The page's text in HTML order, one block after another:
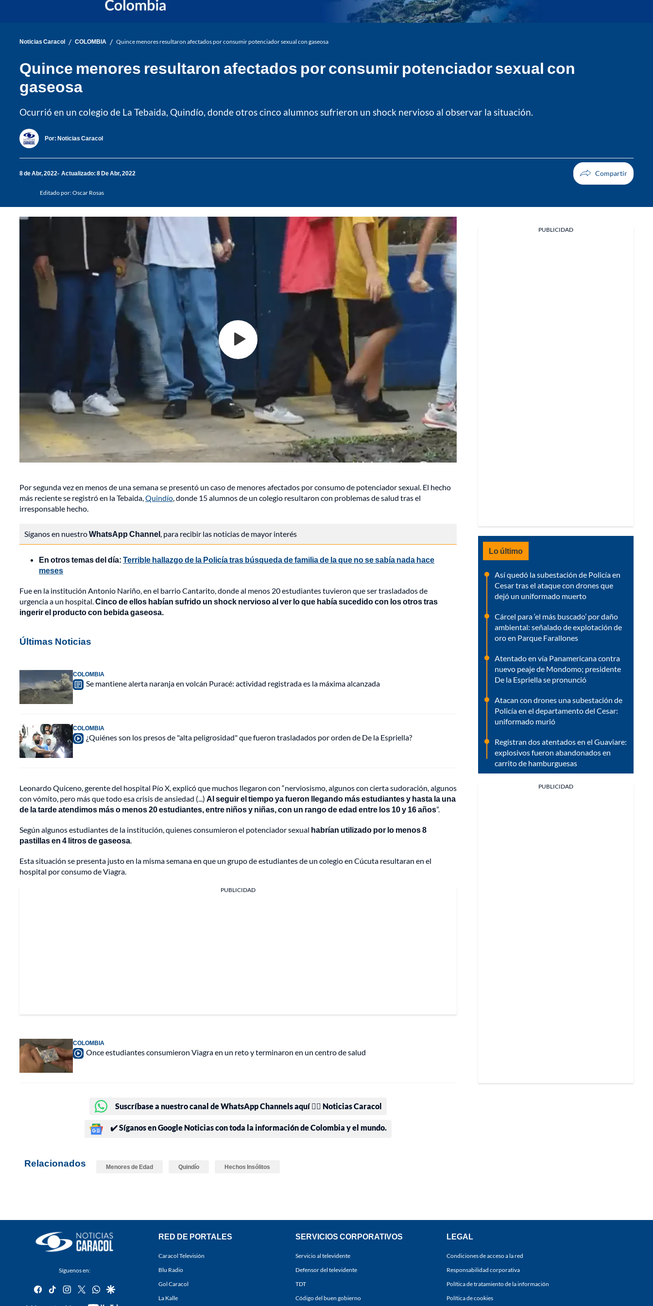
Noticias Caracol / COLOMBIA / Quince menores resultaron afectados por consumir potenciador sexual con gaseosa
Quince menores resultaron afectados por consumir potenciador sexual con
gaseosa
Ocurrió en un colegio de La Tebaida, Quindío, donde otros cinco alumnos sufrieron un shock nervioso al observar la situación.
Por: Noticias Caracol
8 de Abr, 2022 Actualizado: 8 De Abr, 2022
Editado por:Oscar Rosas
Por segunda vez en menos de una semana se presentó un caso de menores afectados por consumo de potenciador sexual. El hecho
más reciente se registró en la Tebaida,Quindío, donde 15 alumnos de un colegio resultaron con problemas de salud tras el
irresponsable hecho.
Síganos en nuestroWhatsApp Channel, para recibir las noticias de mayor interés
En otros temas del día: Terrible hallazgo de la Policía tras búsqueda de familia de la que no se sabía nada hace
meses
Fue en la institución Antonio Nariño, en el barrio Cantarito, donde al menos 20 estudiantes tuvieron que ser trasladados de
urgencia a un hospital.Cinco de ellos habían sufrido un shock nervioso al ver lo que había sucedido con los otros tras
ingerir el producto con bebida gaseosa.
Últimas Noticias
COLOMBIA
Se mantiene alerta naranja en volcán Puracé: actividad registrada es la máxima alcanzada
COLOMBIA
¿Quiénes son los presos de "alta peligrosidad" que fueron trasladados por orden de De la Espriella?
Leonardo Quiceno, gerente del hospital Pío X, explicó que muchos llegaron con “nerviosismo, algunos con cierta sudoración, algunos
con vómito, pero más que todo esa crisis de ansiedad (...) Al seguir el tiempo ya fueron llegando más estudiantes y hasta la una
de la tarde atendimos más o menos 20 estudiantes, entre niños y niñas, con un rango de edad entre los 10 y 16 años”.
Según algunos estudiantes de la institución, quienes consumieron el potenciador sexual habrían utilizado por lo menos 8
pastillas en 4 litros de gaseosa.
Esta situación se presenta justo en la misma semana en que un grupo de estudiantes de un colegio en Cúcuta resultaran en el
hospital por consumo de Viagra.
PUBLICIDAD
COLOMBIA
Once estudiantes consumieron Viagra en un reto y terminaron en un centro de salud
Suscríbase a nuestro canal de WhatsApp Channels aquí 👉🏻 Noticias Caracol
✔️ Síganos en Google Noticias con toda la información de Colombia y el mundo.
Relacionados Menores de Edad Quindío Hechos Insólitos
PUBLICIDAD
Lo último
Así quedó la subestación de Policía en
Cesar tras el ataque con drones que
dejó un uniformado muerto
Cárcel para ‘el más buscado’ por daño
ambiental: señalado de explotación de
oro en Parque Farallones
Atentado en vía Panamericana contra
nuevo peaje de Mondomo; presidente
De la Espriella se pronunció
Atacan con drones una subestación de
Policía en el departamento del Cesar:
uniformado murió
Registran dos atentados en el Guaviare:
explosivos fueron abandonados en
carrito de hamburguesas
PUBLICIDAD
Síguenos en:
facebook
tiktok instagram
twitterwhatsapp
google
RED DE PORTALES
Caracol Televisión
Blu Radio
Gol Caracol
La Kalle
SERVICIOS CORPORATIVOS
Servicio al televidente
Defensor del televidente
TDT
Código del buen gobierno
LEGAL
Condiciones de acceso a la red
Responsabilidad corporativa
Política de tratamiento de la información
Política de cookies